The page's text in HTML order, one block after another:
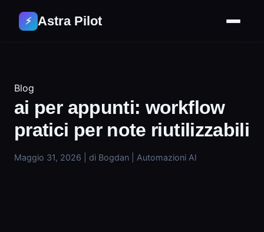
⚡ Astra Pilot
Blog
ai per appunti: workflow
pratici per note riutilizzabili
Maggio 31, 2026 di Bogdan Automazioni AI